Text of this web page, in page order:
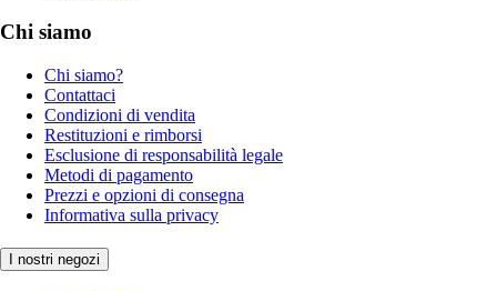
Chi siamo
Chi siamo?
Contattaci
Condizioni di vendita
Restituzioni e rimborsi
Esclusione di responsabilità legale
Metodi di pagamento
Prezzi e opzioni di consegna
Informativa sulla privacy
I nostri negozi